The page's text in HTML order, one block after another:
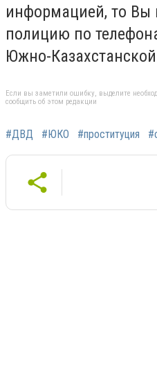
информацией, то Вы
полицию по
Южно-
Если вы заметили ошибку, выделите
сообщить об этом редакции
#ДВД #ЮКО #проституция